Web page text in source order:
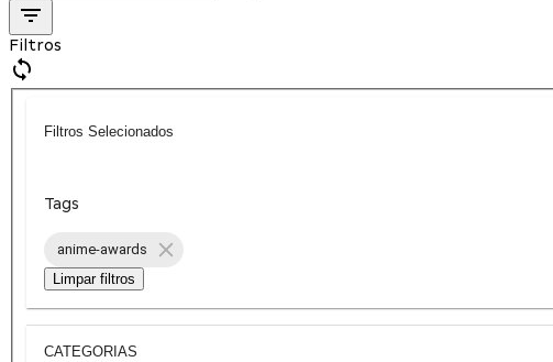
Filtros
Filtros Selecionados
Tags
anime-awards
Limpar filtros
CATEGORIAS